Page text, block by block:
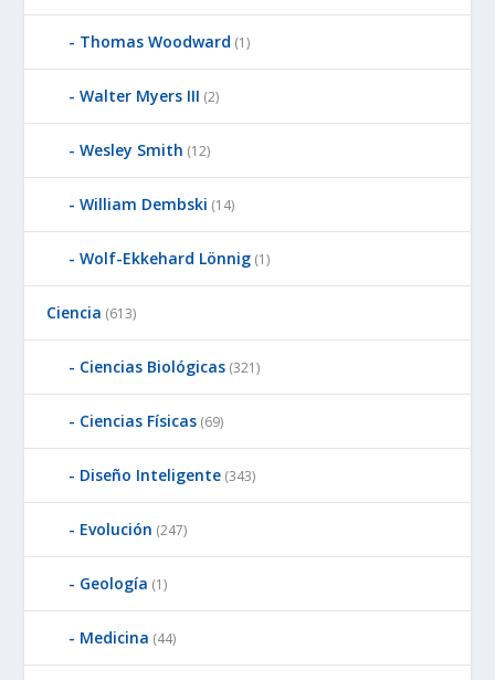
Thomas Woodward (1)
Walter Myers III (2)
Wesley Smith (12)
William Dembski (14)
Wolf-Ekkehard Lönnig (1)
Ciencia (613)
Ciencias Biológicas (321)
Ciencias Físicas (69)
Diseño Inteligente (343)
Evolución (247)
Geología (1)
Medicina (44)